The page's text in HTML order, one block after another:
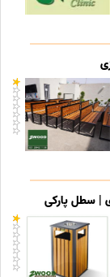
| سطل پارکی